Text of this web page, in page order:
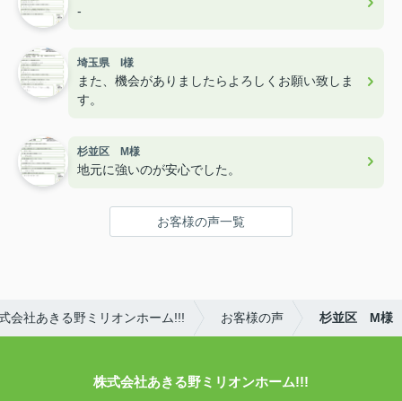
-
埼玉県 I様
また、機会がありましたらよろしくお願い致しま
す。
杉並区 M様
地元に強いのが安心でした。
お客様の声一覧
会社あきる野ミリオンホーム!!! お客様の声 杉並区 M様
株式会社あきる野ミリオンホーム!!!